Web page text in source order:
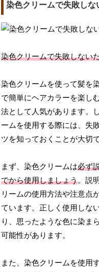
染色クリームで失敗しな
染色クリームで失敗しない
染色クリームを使って髪を
で簡単にヘアカラーを楽し
法として人気があります。
ームを使用する際には、失
ツを知っておくことが大切で
まず、染色クリームは必ず
でから使用しましょう。説
リームの使用方法や注意点
ています。正しく使用しな
り、思ったような色に染ま
可能性があります。
また、染色クリームを使用